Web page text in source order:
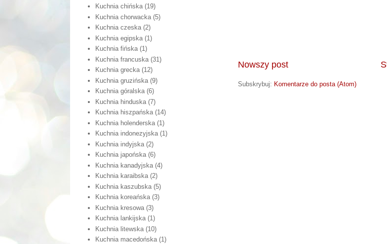
Nowszy post
Subskrybuj: Komentarze do posta (Atom)
Kuchnia chińska (19)
Kuchnia chorwacka (5)
Kuchnia czeska (2)
Kuchnia egipska (1)
Kuchnia fińska (1)
Kuchnia francuska (31)
Kuchnia grecka (12)
Kuchnia gruzińska (9)
Kuchnia góralska (6)
Kuchnia hinduska (7)
Kuchnia hiszpańska (14)
Kuchnia holenderska (1)
Kuchnia indonezyjska (1)
Kuchnia indyjska (2)
Kuchnia japońska (6)
Kuchnia kanadyjska (4)
Kuchnia karaibska (2)
Kuchnia kaszubska (5)
Kuchnia koreańska (3)
Kuchnia kresowa (3)
Kuchnia lankijska (1)
Kuchnia litewska (10)
Kuchnia macedońska (1)